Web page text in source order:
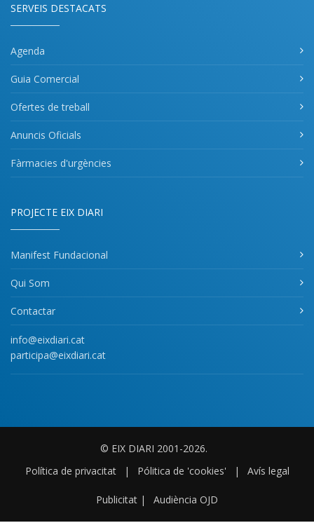
SERVEIS DESTACATS
Agenda
Guia Comercial
Ofertes de treball
Anuncis Oficials
Fàrmacies d'urgències
PROJECTE EIX DIARI
Manifest Fundacional
Qui Som
Contactar
info@eixdiari.cat
participa@eixdiari.cat
© EIX DIARI 2001-2026.
Política de privacitat
| Pólitica de 'cookies' | Avís legal
Publicitat | Audiència OJD